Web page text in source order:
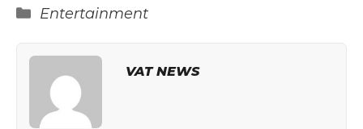
Categories
Entertainment
VAT NEWS